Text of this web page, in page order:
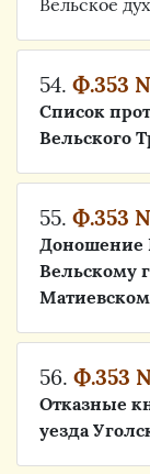
Вельское
54. Ф.353
Список
Вельского
55. Ф.353
Доношение
Вельскому
56. Ф.353
Отказные
уезда